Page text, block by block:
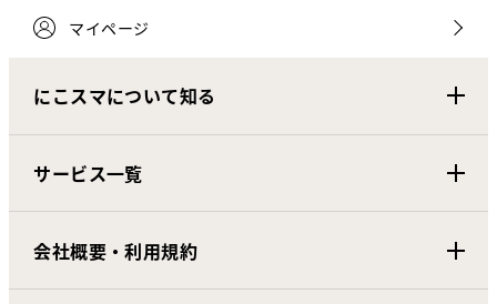
マイページ
にこスマについて知る
サービス一覧
会社概要・利用規約